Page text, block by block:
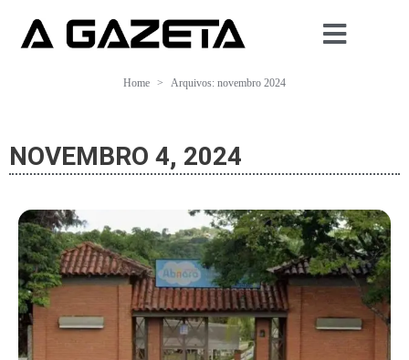
Home Arquivos: novembro 2024
NOVEMBRO 4, 2024